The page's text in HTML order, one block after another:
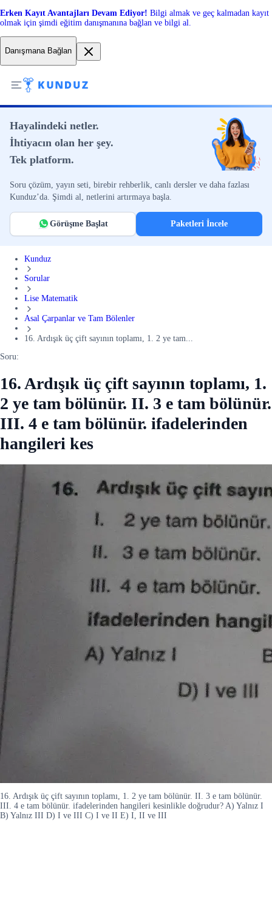
Erken Kayıt Avantajları Devam Ediyor! Bilgi almak ve geç kalmadan kayıt
olmak için şimdi eğitim danışmanına bağlan ve bilgi al.
Danışmana Bağlan
Hayalindeki netler.
İhtiyacın olan her şey.
Tek platform.
Soru çözüm, yayın seti, birebir rehberlik, canlı dersler ve daha fazlası
Kunduz’da. Şimdi al, netlerini artırmaya başla.
Görüşme Başlat Paketleri İncele
Kunduz
Sorular
Lise Matematik
Asal Çarpanlar ve Tam Bölenler
16. Ardışık üç çift sayının toplamı, 1. 2 ye tam...
Soru:
16. Ardışık üç çift sayının toplamı, 1.
2 ye tam bölünür. II. 3 e tam bölünür.
III. 4 e tam bölünür. ifadelerinden
hangileri kes
16. Ardışık üç çift sayının toplamı, 1. 2 ye tam bölünür. II. 3 e tam bölünür.
III. 4 e tam bölünür. ifadelerinden hangileri kesinlikle doğrudur? A) Yalnız I
B) Yalnız III D) I ve III C) I ve II E) I, II ve III